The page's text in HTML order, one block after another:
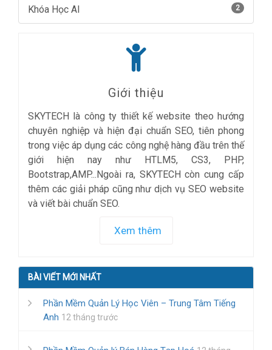
Khóa Học AI 2
Giới thiệu
SKYTECH là công ty thiết kế website theo hướng
chuyên nghiệp và hiện đại chuẩn SEO, tiên phong
trong việc áp dụng các công nghệ hàng đầu trên thế
giới hiện nay như HTLM5, CS3, PHP,
Bootstrap,AMP...Ngoài ra, SKYTECH còn cung cấp
thêm các giải pháp cũng như dịch vụ SEO website
và viết bài chuẩn SEO.
Xem thêm
BÀI VIẾT MỚI NHẤT
Phần Mềm Quản Lý Học Viên – Trung Tâm Tiếng
Anh 12 tháng trước